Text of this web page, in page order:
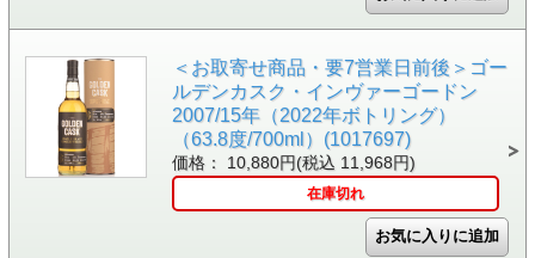
＜お取寄せ商品・要7営業日前後＞ゴー
ルデンカスク・インヴァーゴードン
2007/15年（2022年ボトリング）
（63.8度/700ml）(1017697)
価格： 10,880円(税込 11,968円)
在庫切れ